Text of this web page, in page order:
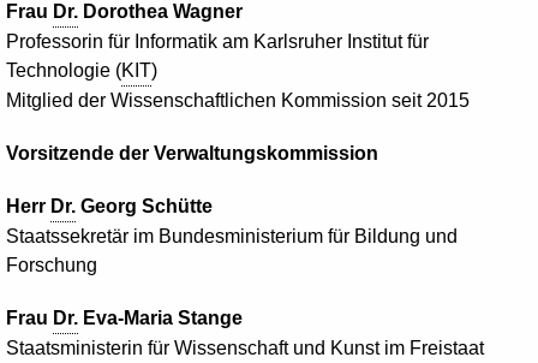
Frau Dr. Dorothea Wagner
Professorin für Informatik am Karlsruher Institut für
Technologie (KIT)
Mitglied der Wissenschaftlichen Kommission seit 2015
Vorsitzende der Verwaltungskommission
Herr Dr. Georg Schütte
Staatssekretär im Bundesministerium für Bildung und
Forschung
Frau Dr. Eva-Maria Stange
Staatsministerin für Wissenschaft und Kunst im Freistaat